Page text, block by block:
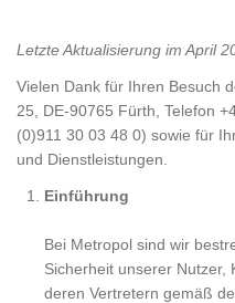
Letzte Aktualisierung im April
Vielen Dank für Ihren Besuch
25, DE-90765 Fürth, Telefon
(0)911 30 03 48 0) sowie für
und Dienstleistungen.
Einführung
Bei Metropol sind wir
Sicherheit unserer Nutzer,
deren Vertretern gemäß